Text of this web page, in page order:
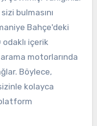
bulmasını
Bahçe'deki
odaklı içerik
motorlarında
Böylece,
kolayca